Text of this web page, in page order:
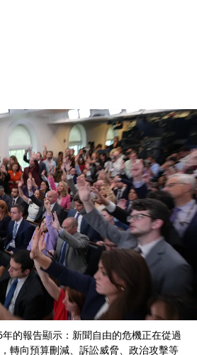
年的報告顯示：新聞自由的危機正在從過
轉向預算刪減、訴訟威脅、政治攻擊等